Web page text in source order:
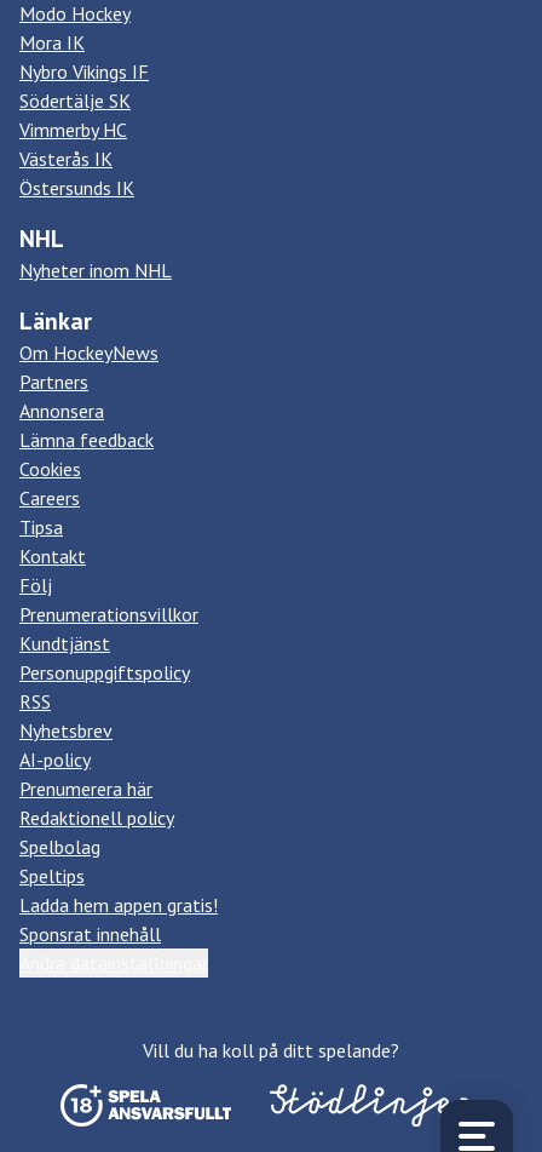
Modo Hockey
Mora IK
Nybro Vikings IF
Södertälje SK
Vimmerby HC
Västerås IK
Östersunds IK
NHL
Nyheter inom NHL
Länkar
Om HockeyNews
Partners
Annonsera
Lämna feedback
Cookies
Careers
Tipsa
Kontakt
Följ
Prenumerationsvillkor
Kundtjänst
Personuppgiftspolicy
RSS
Nyhetsbrev
AI-policy
Prenumerera här
Redaktionell policy
Spelbolag
Speltips
Ladda hem appen gratis!
Sponsrat innehåll
Vill du ha koll på ditt spelande?